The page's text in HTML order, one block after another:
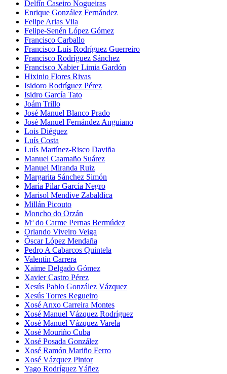
Delfín Caseiro Nogueiras
Enrique González Fernández
Felipe Arias Vila
Felipe-Senén López Gómez
Francisco Carballo
Francisco Luís Rodríguez Guerreiro
Francisco Rodríguez Sánchez
Francisco Xabier Limia Gardón
Hixinio Flores Rivas
Isidoro Rodríguez Pérez
Isidro García Tato
Joám Trillo
José Manuel Blanco Prado
José Manuel Fernández Anguiano
Lois Diéguez
Luís Costa
Luís Martínez-Risco Daviña
Manuel Caamaño Suárez
Manuel Miranda Ruiz
Margarita Sánchez Simón
María Pilar García Negro
Marisol Mendive Zabaldica
Millán Picouto
Moncho do Orzán
Mª do Carme Pernas Bermúdez
Orlando Viveiro Veiga
Óscar López Mendaña
Pedro A Cabarcos Quintela
Valentín Carrera
Xaime Delgado Gómez
Xavier Castro Pérez
Xesús Pablo González Vázquez
Xesús Torres Regueiro
Xosé Anxo Carreira Montes
Xosé Manuel Vázquez Rodríguez
Xosé Manuel Vázquez Varela
Xosé Mouriño Cuba
Xosé Posada González
Xosé Ramón Mariño Ferro
Xosé Vázquez Pintor
Yago Rodríguez Yáñez